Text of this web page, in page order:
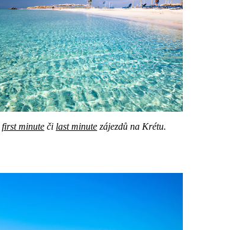
first minute či last minute zájezdů na Krétu.